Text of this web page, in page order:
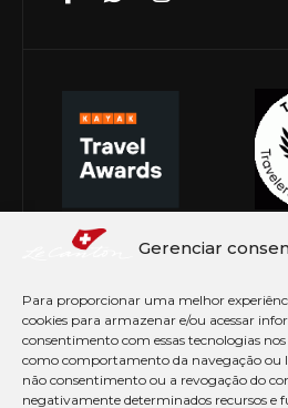
Gerenciar
Para proporcionar uma melhor
cookies para armazenar e/ou acessar
consentimento com essas tecnologias
como comportamento da navegação ou
não consentimento ou a revogação do
negativamente determinados recursos e
© Copyright 2026 Le Canton.